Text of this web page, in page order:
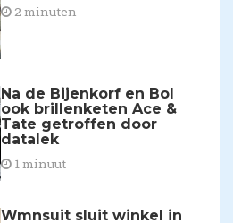
2 minuten
Na de Bijenkorf en Bol
ook brillenketen Ace &
Tate getroffen door
datalek
1 minuut
Wmnsuit sluit winkel in